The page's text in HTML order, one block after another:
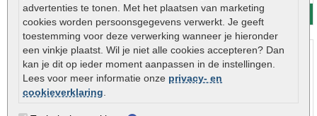
advertenties te tonen. Met het plaatsen van marketing
cookies worden persoonsgegevens verwerkt. Je geeft
toestemming voor deze verwerking wanneer je hieronder
een vinkje plaatst. Wil je niet alle cookies accepteren? Dan
kan je dit op ieder moment aanpassen in de instellingen.
Lees voor meer informatie onze privacy- en
cookieverklaring
Meer info